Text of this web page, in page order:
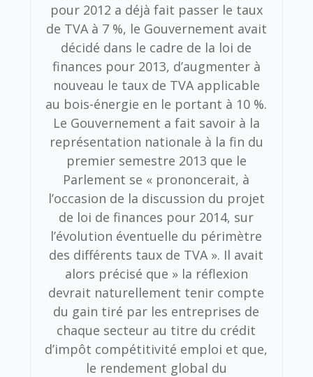
pour 2012 a déjà fait passer le taux
de TVA à 7 %, le Gouvernement avait
décidé dans le cadre de la loi de
finances pour 2013, d’augmenter à
nouveau le taux de TVA applicable
au bois-énergie en le portant à 10 %.
Le Gouvernement a fait savoir à la
représentation nationale à la fin du
premier semestre 2013 que le
Parlement se « prononcerait, à
l’occasion de la discussion du projet
de loi de finances pour 2014, sur
l’évolution éventuelle du périmètre
des différents taux de TVA ». Il avait
alors précisé que » la réflexion
devrait naturellement tenir compte
du gain tiré par les entreprises de
chaque secteur au titre du crédit
d’impôt compétitivité emploi et que,
le rendement global du